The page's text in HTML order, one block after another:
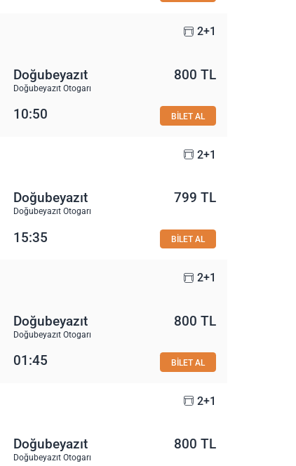
2+1
Doğubeyazıt
Doğubeyazıt Otogarı
800 TL
10:50 BİLET AL
2+1
Doğubeyazıt
Doğubeyazıt Otogarı
799 TL
15:35 BİLET AL
2+1
Doğubeyazıt
Doğubeyazıt Otogarı
800 TL
01:45 BİLET AL
2+1
Doğubeyazıt
Doğubeyazıt Otogarı
800 TL